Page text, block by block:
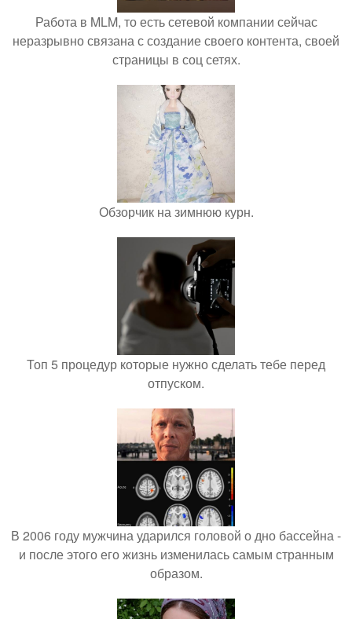
Работа в MLM, то есть сетевой компании сейчас
неразрывно связана с создание своего контента, своей
страницы в соц сетях.
Обзорчик на зимнюю курн.
Топ 5 процедур которые нужно сделать тебе перед
отпуском.
В 2006 году мужчина ударился головой о дно бассейна -
и после этого его жизнь изменилась самым странным
образом.